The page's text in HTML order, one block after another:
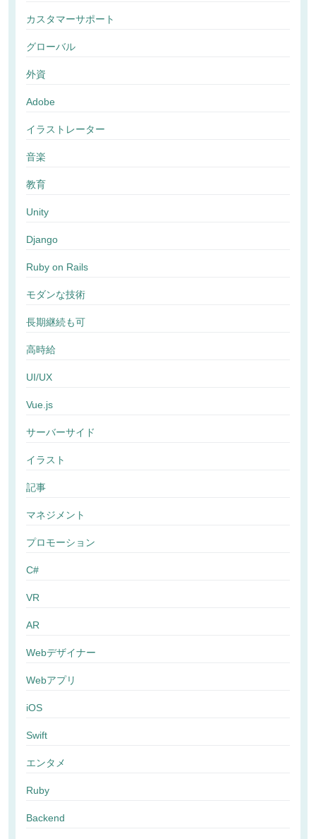
カスタマーサポート
グローバル
外資
Adobe
イラストレーター
音楽
教育
Unity
Django
Ruby on Rails
モダンな技術
長期継続も可
高時給
UI/UX
Vue.js
サーバーサイド
イラスト
記事
マネジメント
プロモーション
C#
VR
AR
Webデザイナー
Webアプリ
iOS
Swift
エンタメ
Ruby
Backend